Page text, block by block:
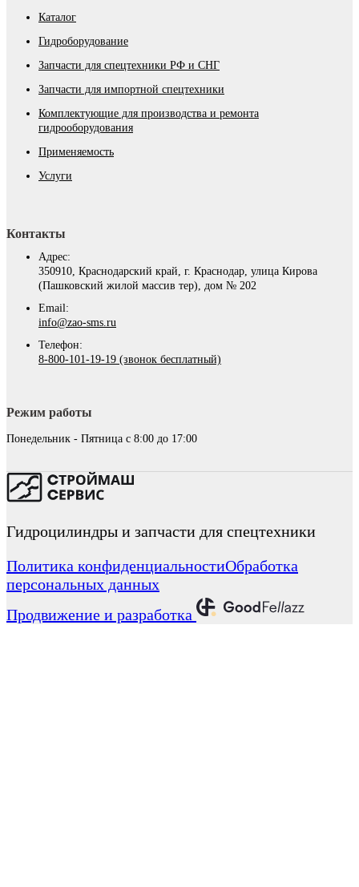
Каталог
Гидроборудование
Запчасти для спецтехники РФ и СНГ
Запчасти для импортной спецтехники
Комплектующие для производства и ремонта
гидрооборудования
Применяемость
Услуги
Контакты
Адрес:
350910, Краснодарский край, г. Краснодар, улица Кирова
(Пашковский жилой массив тер), дом № 202
Email:
info@zao-sms.ru
Телефон:
8-800-101-19-19 (звонок бесплатный)
Режим работы
Понедельник - Пятница с 8:00 до 17:00
Гидроцилиндры и запчасти для спецтехники
Политика конфиденциальностиОбработка
персональных данных
Продвижение и разработка